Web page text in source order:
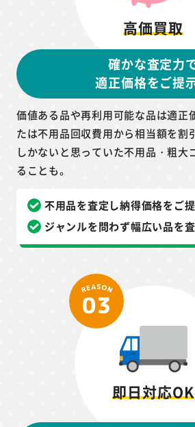
高価買取
確かな査定力
適正価格をご提
価値ある品や再利用可能な品は適正
たは不用品回収費用から相当額を割
しかないと思っていた不用品・粗大
ることも。
不用品を査定し納得価格をご
ジャンルを問わず幅広い品を
即日対応OK